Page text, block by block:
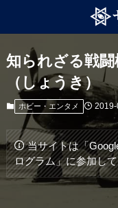
知られざる戦
（しょうき）
ホビー・エンタメ
当サイトは「
ログラム」に参加し